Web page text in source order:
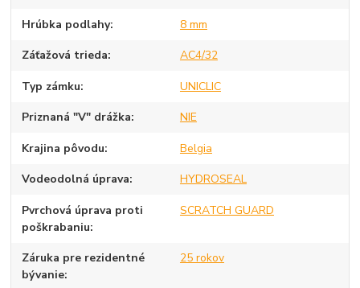
Hrúbka podlahy 8 mm
Záťažová trieda AC4/32
Typ zámku UNICLIC
Priznaná "V" drážka NIE
Krajina pôvodu Belgia
Vodeodolná úprava HYDROSEAL
Pvrchová úprava proti
poškrabaniu
SCRATCH GUARD
Záruka pre rezidentné
bývanie
25 rokov